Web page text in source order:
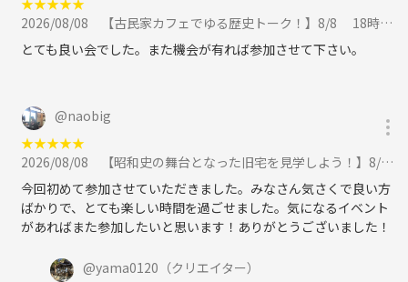
2026/08/08
【古民家カフェでゆる歴史トーク！】8/8 18時半 神楽坂 そよや江戸端【参加費還元！】に参加
とても良い会でした。また機会が有れば参加させて下さい。
@naobig
★★★★★
2026/08/08
【昭和史の舞台となった旧宅を見学しよう！】8/8 9時半 荻窪 荻外荘 【常連の方参加費還元】に参加
今回初めて参加させていただきました。みなさん気さくで良い方
ばかりで、とても楽しい時間を過ごせました。気になるイベント
があればまた参加したいと思います！ありがとうございました！
@yama0120 （クリエイター）